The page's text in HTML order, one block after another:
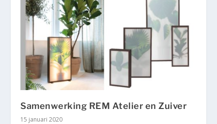
Samenwerking REM Atelier en Zuiver
15 januari 2020